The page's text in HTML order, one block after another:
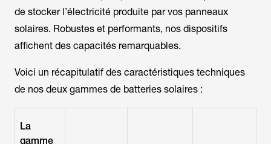
de stocker l’électricité produite par vos panneaux
solaires. Robustes et performants, nos dispositifs
affichent des capacités remarquables.
Voici un récapitulatif des caractéristiques techniques
de nos deux gammes de batteries solaires :
La
gamme